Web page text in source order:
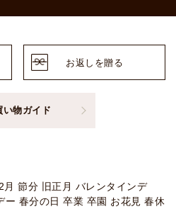
お返しを贈る
い物ガイド
節分 旧正月 バレンタインデ
ー 春分の日 卒業 卒園 お花見 春休